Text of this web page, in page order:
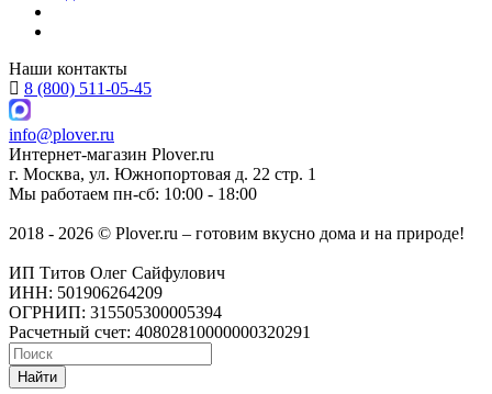
Наши контакты
8 (800) 511-05-45
info@plover.ru
Интернет-магазин Plover.ru
г. Москва, ул. Южнопортовая д. 22 стр. 1
Мы работаем пн-сб: 10:00 - 18:00
2018 - 2026 © Plover.ru – готовим вкусно дома и на природе!
ИП Титов Олег Сайфулович
ИНН: 501906264209
ОГРНИП: 315505300005394
Расчетный счет: 40802810000000320291
Найти